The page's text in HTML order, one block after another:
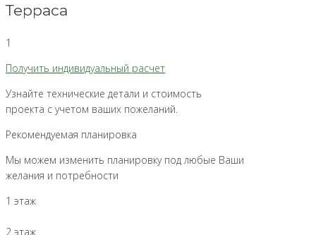
Терраса
1
Получить индивидуальный расчет
Узнайте технические детали и стоимость
проекта с учетом ваших пожеланий.
Рекомендуемая планировка
Мы можем изменить планировку под любые Ваши
желания и потребности
1 этаж
2 этаж